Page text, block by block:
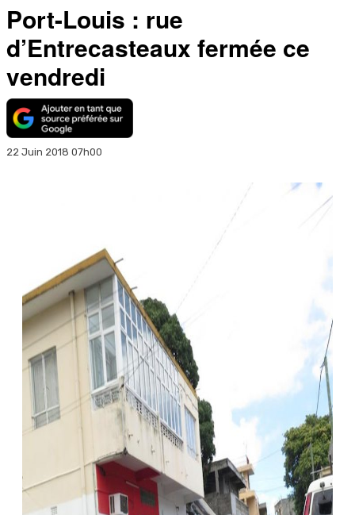
Port-Louis : rue
d’Entrecasteaux fermée ce
vendredi
22 Juin 2018 07h00